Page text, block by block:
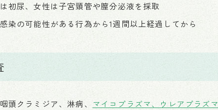
は初尿、女性は子宮頸管や膣分泌液を採取
感染の可能性がある行為から1週間以上経過してから
咽頭クラミジア、淋病、 マイコプラズマ、ウレアプラズマ